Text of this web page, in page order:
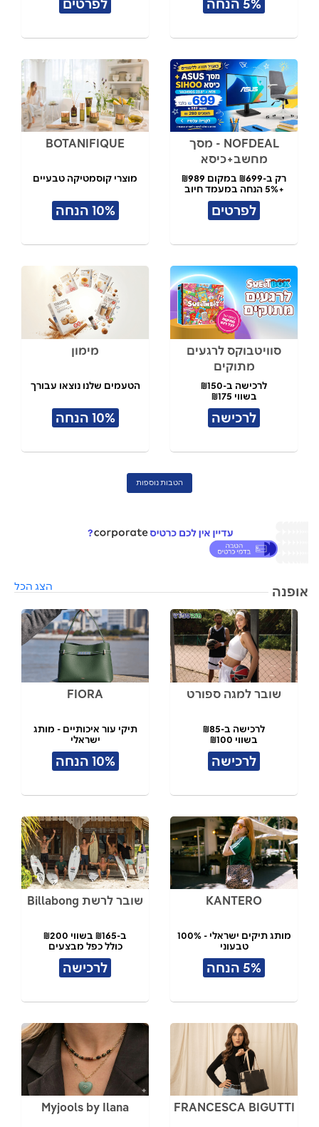
5% הנחה לפרטים
NOFDEAL - מסך
מחשב+כיסא
רק ב-₪699 במקום ₪989
+5% הנחה במעמד חיוב
לפרטים
BOTANIFIQUE
מוצרי קוסמטיקה טבעיים
10% הנחה
סוויטבוקס לרגעים
מתוקים
לרכישה ב-₪150
בשווי ₪175
לרכישה
מימון
הטעמים שלנו נוצאו עבורך
10% הנחה
הטבות נוספות
אופנה הצג הכל
שובר למגה ספורט
לרכישה ב-₪85
בשווי ₪100
לרכישה
FIORA
תיקי עור איכותיים - מותג
ישראלי
10% הנחה
KANTERO
מותג תיקים ישראלי - 100%
טבעוני
תל אביב
5% הנחה
שובר לרשת Billabong
ב-₪165 בשווי ₪200
כולל כפל מבצעים
לרכישה
FRANCESCA BIGUTTI
Myjools by Ilana